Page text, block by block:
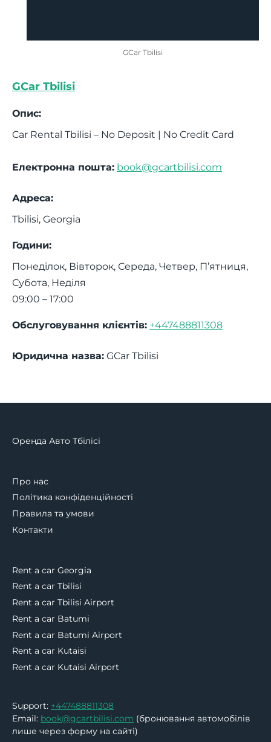
GCar Tbilisi
GCar Tbilisi
Опис:
Car Rental Tbilisi – No Deposit | No Credit Card
Електронна пошта: book@gcartbilisi.com
Адреса:
Tbilisi, Georgia
Години:
Понеділок, Вівторок, Середа, Четвер, П’ятниця,
Субота, Неділя
09:00 – 17:00
Обслуговування клієнтів: +447488811308
Юридична назва: GCar Tbilisi
Оренда Авто Тбілісі
Про нас
Політика конфіденційності
Правила та умови
Контакти
Rent a car Georgia
Rent a car Tbilisi
Rent a car Tbilisi Airport
Rent a car Batumi
Rent a car Batumi Airport
Rent a car Kutaisi
Rent a car Kutaisi Airport
Support: +447488811308
Email: book@gcartbilisi.com (бронювання автомобілів
лише через форму на сайті)